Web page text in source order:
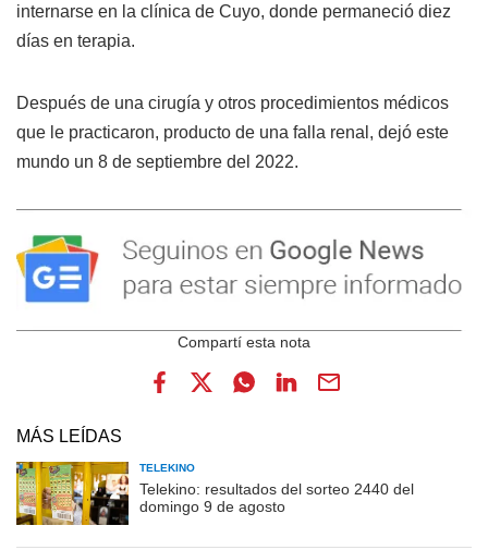
internarse en la clínica de Cuyo, donde permaneció diez
días en terapia.
Después de una cirugía y otros procedimientos médicos
que le practicaron, producto de una falla renal, dejó este
mundo un 8 de septiembre del 2022.
MÁS LEÍDAS
TELEKINO
Telekino: resultados del sorteo 2440 del
domingo 9 de agosto